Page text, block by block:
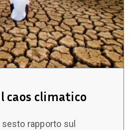
caos climatico
rapporto sul